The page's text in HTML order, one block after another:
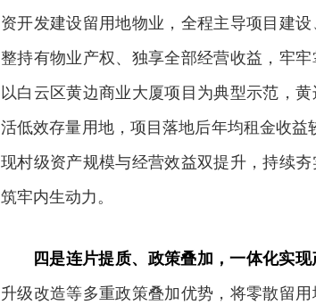
资开发建设留用地物业，全程主导项目建
整持有物业产权、独享全部经营收益，牢
以白云区黄边商业大厦项目为典型示范，
活低效存量用地，项目落地后年均租金收
现村级资产规模与经营效益双提升，持续
筑牢内生动力。
四是连片提质、政策叠加，一体化实现
升级改造等多重政策叠加优势，将零散留